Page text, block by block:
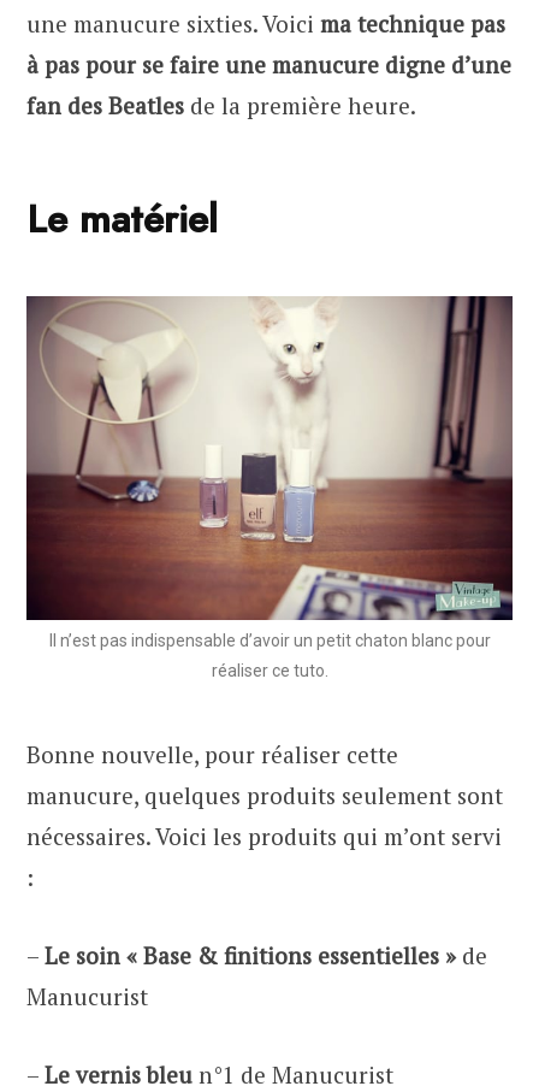
une manucure sixties. Voici ma technique pas
à pas pour se faire une manucure digne d’une
fan des Beatles de la première heure.
Le matériel
Il n’est pas indispensable d’avoir un petit chaton blanc pour
réaliser ce tuto.
Bonne nouvelle, pour réaliser cette
manucure, quelques produits seulement sont
nécessaires. Voici les produits qui m’ont servi
:
– Le soin « Base & finitions essentielles »de
Manucurist
– Le vernis bleu n°1 de Manucurist